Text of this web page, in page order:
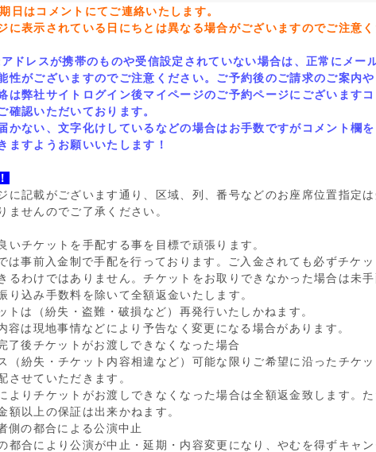
日はコメントにてご連絡いたします。
に表示されている日にちとは異なる場合がございますのでご注意く
アドレスが携帯のものや受信設定されていない場合は、正常にメ ー
性がございますのでご注意ください。ご予約後のご請求のご案内
は弊社サイトログイン後マイページのご予約ページにございます
確認いただいております。
かない、文字化けしているなどの場合はお手数ですがコメント欄
ますようお願いいたします！
に記載がございます通り、 区域、列、番号などのお座席位置指定は
ませんのでご了承ください。
いチケットを手配する事を目標で頑張ります。
は事前入金制で手配を行っております。ご入金されても必ずチケッ
るわけではありません。チケットをお取りできなかった場合は未
り 込み手数料を除いて全額返金いたします。
トは（紛失 ・盗難 ・破損など）再発行いたしかねます。
容は現地事情などにより予告なく変更になる場合があります。
了後チケットがお渡しできなくなった場合
（紛失 ・チケット 内容相違など）可能な限りご希望に沿ったチケッ
させていただきます。
よりチケットがお渡しできなくなった場合は全額返金致します。
額以上の保証は出来かねます。
側の都合による公演中止
都合により公演が中止 ・延期 ・内容変更になり、やむを得ずキャ